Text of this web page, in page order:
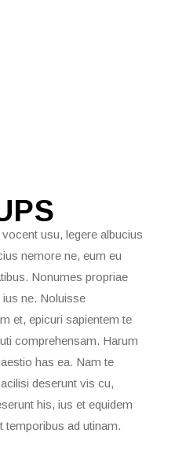
usu, legere albucius
nemore ne, eum eu
Nonumes propriae
ne. Noluisse
et, epicuri sapientem te
comprehensam. Harum
has ea. Nam te
deserunt vis cu,
his, ius et equidem
temporibus ad utinam.